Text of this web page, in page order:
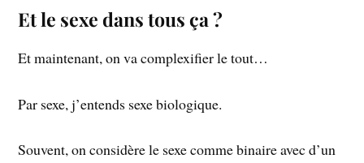
Et le sexe dans tous ça ?
Et maintenant, on va complexifier le tout…
Par sexe, j’entends sexe biologique.
Souvent, on considère le sexe comme binaire avec d’un